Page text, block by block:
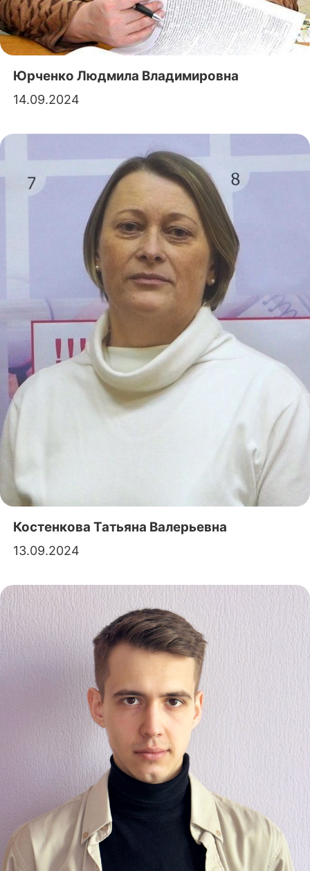
Юрченко Людмила Владимировна
14.09.2024
Костенкова Татьяна Валерьевна
13.09.2024